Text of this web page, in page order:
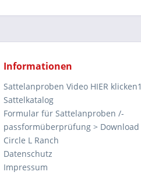
Informationen
Sattelanproben Video HIER klicken1
Sattelkatalog
Formular für Sattelanproben /-
passformüberprüfung > Download
Circle L Ranch
Datenschutz
Impressum